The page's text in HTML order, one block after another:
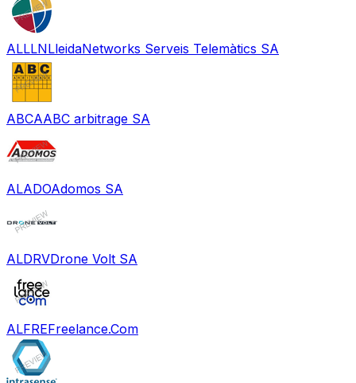
ALLLNLleidaNetworks Serveis Telemàtics SA
ABCAABC arbitrage SA
ALADOAdomos SA
ALDRVDrone Volt SA
ALFREFreelance.Com